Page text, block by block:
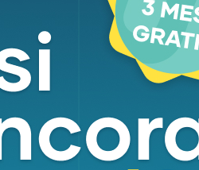
mons. Paolo Borgia,
della donazione, al
supporto garantito, alla
progettazione della
di questa iniziativa a
fragilità”.